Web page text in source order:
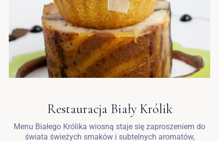
Restauracja Biały Królik
Menu Białego Królika wiosną staje się zaproszeniem do
świata świeżych smaków i subtelnych aromatów,